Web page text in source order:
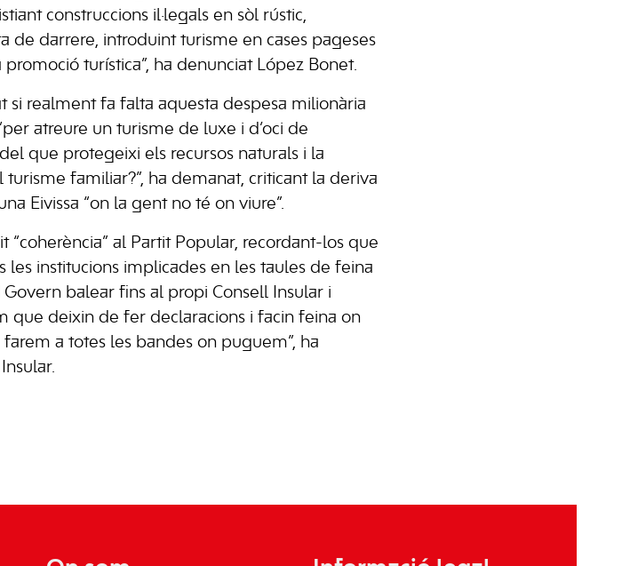
construccions il·legals en sòl rústic,
de darrere, introduint turisme en cases pageses
turística”, ha denunciat López Bonet.
si realment fa falta aquesta despesa milionària
atreure un turisme de luxe i d’oci de
que protegeixi els recursos naturals i la
familiar?”, ha demanat, criticant la deriva
Eivissa “on la gent no té on viure”.
“coherència” al Partit Popular, recordant-los que
institucions implicades en les taules de feina
balear fins al propi Consell Insular i
que deixin de fer declaracions i facin feina on
a totes les bandes on puguem”, ha